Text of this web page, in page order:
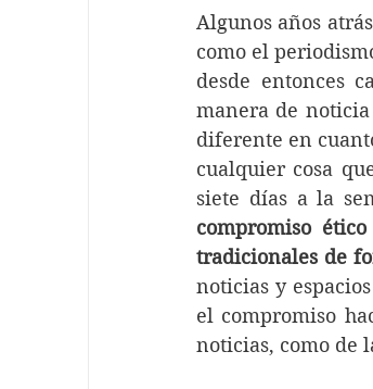
Algunos años
como el
desde entonces
manera de
diferente en
cualquier cosa
siete días a la
compromiso
tradicionales de
noticias y
el compromiso
noticias, como de